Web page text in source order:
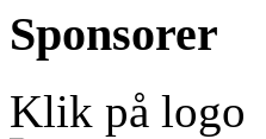
Sponsorer
Klik på logo